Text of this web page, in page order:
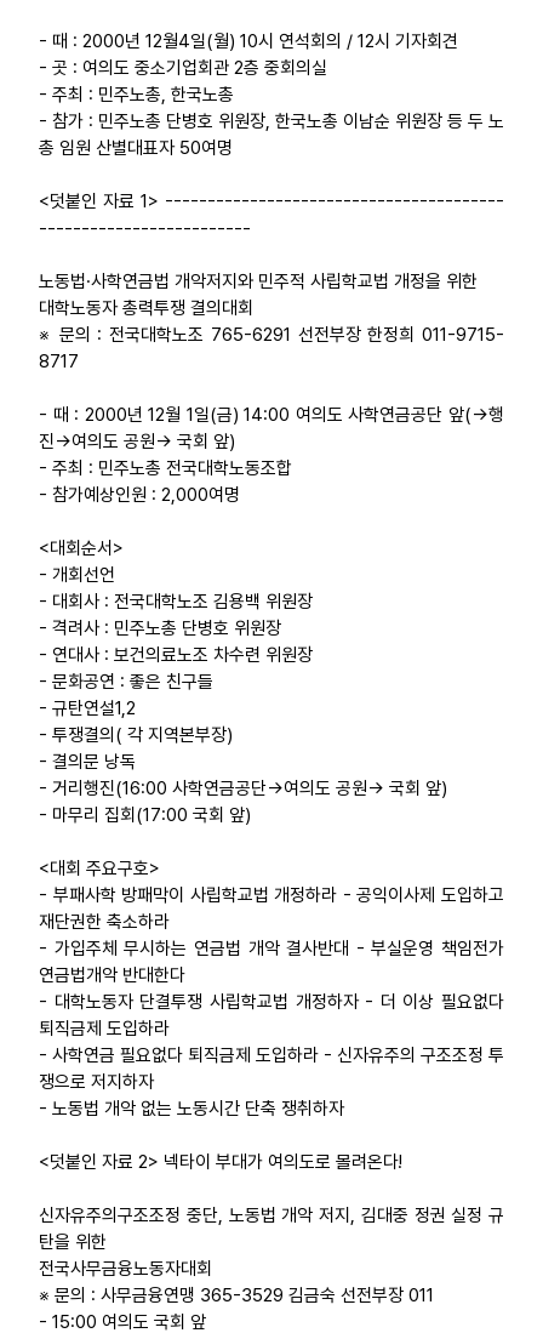
- 때 : 2000년 12월4일(월) 10시 연석회의 / 12시 기자회견
- 곳 : 여의도 중소기업회관 2층 중회의실
- 주최 : 민주노총, 한국노총
- 참가 : 민주노총 단병호 위원장, 한국노총 이남순 위원장 등 두 노
총 임원 산별대표자 50여명
<덧붙인 자료 1> ----------------------------------------
-------------------------
노동법·사학연금법 개악저지와 민주적 사립학교법 개정을 위한
대학노동자 총력투쟁 결의대회
※ 문의 : 전국대학노조 765-6291 선전부장 한정희 011-9715-
8717
- 때 : 2000년 12월 1일(금) 14:00 여의도 사학연금공단 앞(→행
진→여의도 공원→ 국회 앞)
- 주최 : 민주노총 전국대학노동조합
- 참가예상인원 : 2,000여명
<대회순서>
- 개회선언
- 대회사 : 전국대학노조 김용백 위원장
- 격려사 : 민주노총 단병호 위원장
- 연대사 : 보건의료노조 차수련 위원장
- 문화공연 : 좋은 친구들
- 규탄연설1,2
- 투쟁결의( 각 지역본부장)
- 결의문 낭독
- 거리행진(16:00 사학연금공단→여의도 공원→ 국회 앞)
- 마무리 집회(17:00 국회 앞)
<대회 주요구호>
- 부패사학 방패막이 사립학교법 개정하라 - 공익이사제 도입하고
재단권한 축소하라
- 가입주체 무시하는 연금법 개악 결사반대 - 부실운영 책임전가
연금법개악 반대한다
- 대학노동자 단결투쟁 사립학교법 개정하자 - 더 이상 필요없다
퇴직금제 도입하라
- 사학연금 필요없다 퇴직금제 도입하라 - 신자유주의 구조조정 투
쟁으로 저지하자
- 노동법 개악 없는 노동시간 단축 쟁취하자
<덧붙인 자료 2> 넥타이 부대가 여의도로 몰려온다!
신자유주의구조조정 중단, 노동법 개악 저지, 김대중 정권 실정 규
탄을 위한
전국사무금융노동자대회
※ 문의 : 사무금융연맹 365-3529 김금숙 선전부장 011
- 15:00 여의도 국회 앞